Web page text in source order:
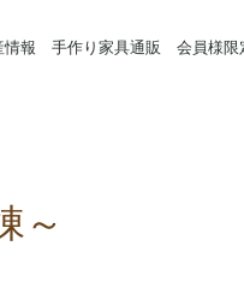
情報 手作り家具通販 会員様限
～